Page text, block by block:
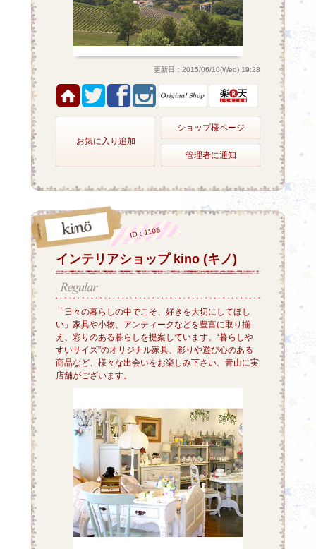
更新日：2015/06/10(Wed) 19:28
お気に入り追加
ショップ様ページ
管理者に通知
インテリアショップ kino (キノ)
ID：1105
「日々の暮らしの中でこそ、好きを大切にしてほし
い」家具や小物、アンティークなどを豊富に取り揃
え、彩りのある暮らしを提案しています。“暮らしや
すいサイズ”のオリジナル家具、彩りや遊び心のある
商品など、様々な出会いをお楽しみ下さい。青山に実
店舗がございます。